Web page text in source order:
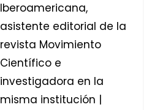
Iberoamericana,
asistente editorial de la
revista Movimiento
Científico e
investigadora en la
misma institución |